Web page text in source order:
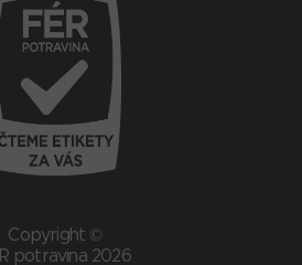
Copyright ©
potravina 2026